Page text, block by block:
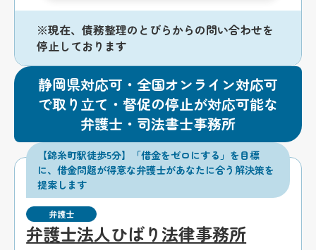
※現在、債務整理のとびらからの問い合わせを
停止しております
静岡県対応可・全国オンライン対応可
で取り立て・督促の停止が対応可能な
弁護士・司法書士事務所
【錦糸町駅徒歩5分】「借金をゼロにする」を目標
に、借金問題が得意な弁護士があなたに合う解決策を
提案します
弁護士
弁護士法人ひばり法律事務所